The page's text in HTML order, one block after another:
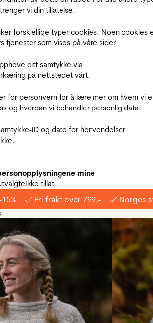
vi din tillatelse.
forskjellige typer cookies. Noen cookies
tjenester som vises på våre sider.
ditt samtykke via
på nettstedet vårt.
for personvern for å lære mer om hvem vi
og hvordan vi behandler personlig data.
ID og dato for henvendelser
mine
Ikke tillat
Fri frakt over 799,- Norges